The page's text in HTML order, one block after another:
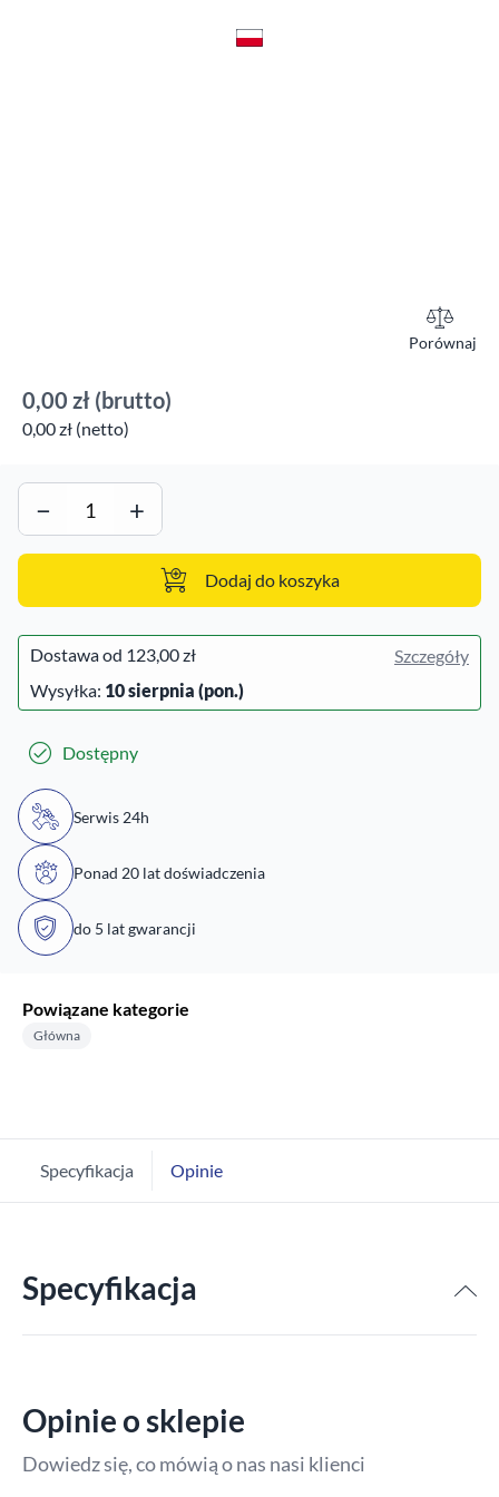
Porównaj
0,00 zł (brutto)
0,00 zł (netto)
− +
Dodaj do koszyka
Dostawa od 123,00 zł
Szczegóły
Wysyłka: 10 sierpnia (pon.)
Dostępny
Serwis 24h
Ponad 20 lat doświadczenia
do 5 lat gwarancji
Powiązane kategorie
Główna
Specyfikacja Opinie
Specyfikacja
Opinie o sklepie
Dowiedz się, co mówią o nas nasi klienci